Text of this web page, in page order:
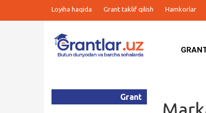
Loyiha haqida Grant taklif qilish Hamkorlar
Grant